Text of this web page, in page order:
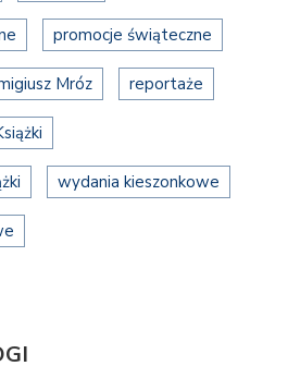
promocje świąteczne
Mróz reportaże
wydania kieszonkowe